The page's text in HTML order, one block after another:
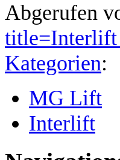
Abgerufen
Kategorien:
MG Lift
Interlift